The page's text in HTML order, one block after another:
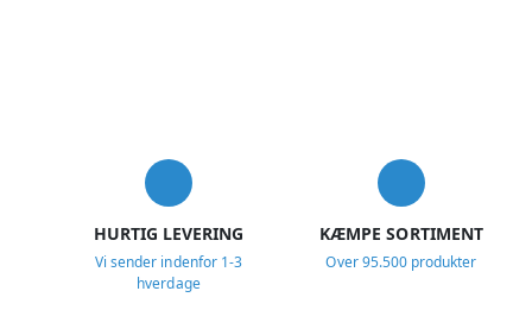
HURTIG LEVERING
Vi sender indenfor 1-3
hverdage
KÆMPE SORTIMENT
Over 95.500 produkter